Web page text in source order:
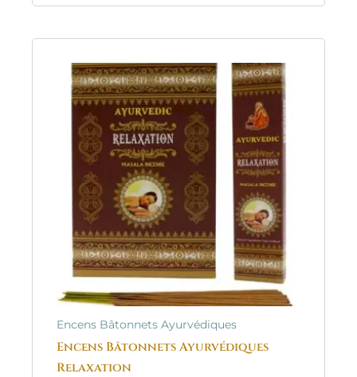
Encens Bâtonnets Ayurvédiques
Encens Bâtonnets Ayurvédiques
Relaxation